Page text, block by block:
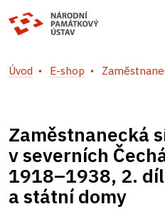
Úvod E-shop
Zaměstnanecká
v severních
1918–1938, 2.
a státní domy